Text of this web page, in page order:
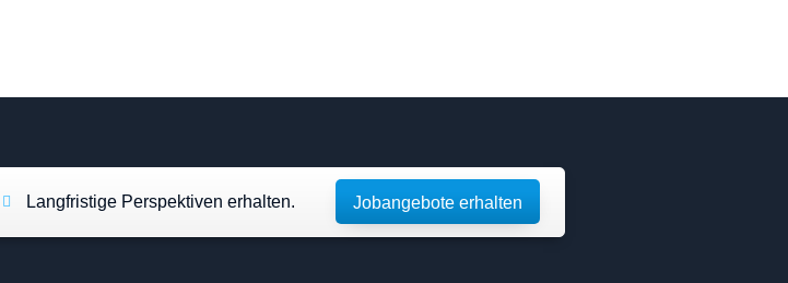
Langfristige Perspektiven erhalten. Jobangebote erhalten